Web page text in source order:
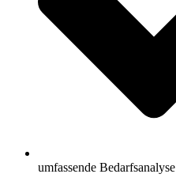
umfassende Bedarfsanalyse